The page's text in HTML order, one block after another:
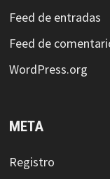
Feed de entradas
Feed de
WordPress.org
META
Registro